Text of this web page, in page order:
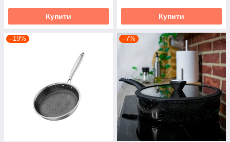
Купити Купити
–19% –7%